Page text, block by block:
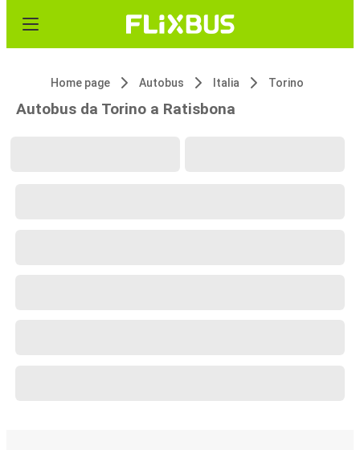
Home page Autobus Italia Torino
Autobus da Torino a Ratisbona